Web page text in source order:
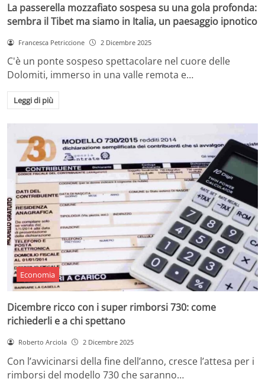
La passerella mozzafiato sospesa su una gola profonda:
sembra il Tibet ma siamo in Italia, un paesaggio ipnotico
Francesca Petriccione 2 Dicembre 2025
C'è un ponte sospeso spettacolare nel cuore delle
Dolomiti, immerso in una valle remota e…
Leggi di più
Economia
Dicembre ricco con i super rimborsi 730: come
richiederli e a chi spettano
Roberto Arciola 2 Dicembre 2025
Con l’avvicinarsi della fine dell’anno, cresce l’attesa per i
rimborsi del modello 730 che saranno…